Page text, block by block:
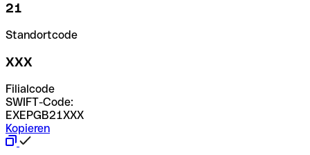
21
Standortcode
XXX
Filialcode
SWIFT-Code:
EXEPGB21XXX
Kopieren